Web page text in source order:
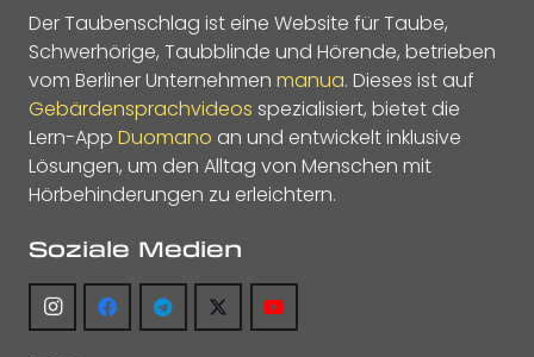
Der Taubenschlag ist eine Website für Taube,
Schwerhörige, Taubblinde und Hörende, betrieben
vom Berliner Unternehmen manua. Dieses ist auf
Gebärdensprachvideos spezialisiert, bietet die
Lern-App Duomano an und entwickelt inklusive
Lösungen, um den Alltag von Menschen mit
Hörbehinderungen zu erleichtern.
Soziale Medien